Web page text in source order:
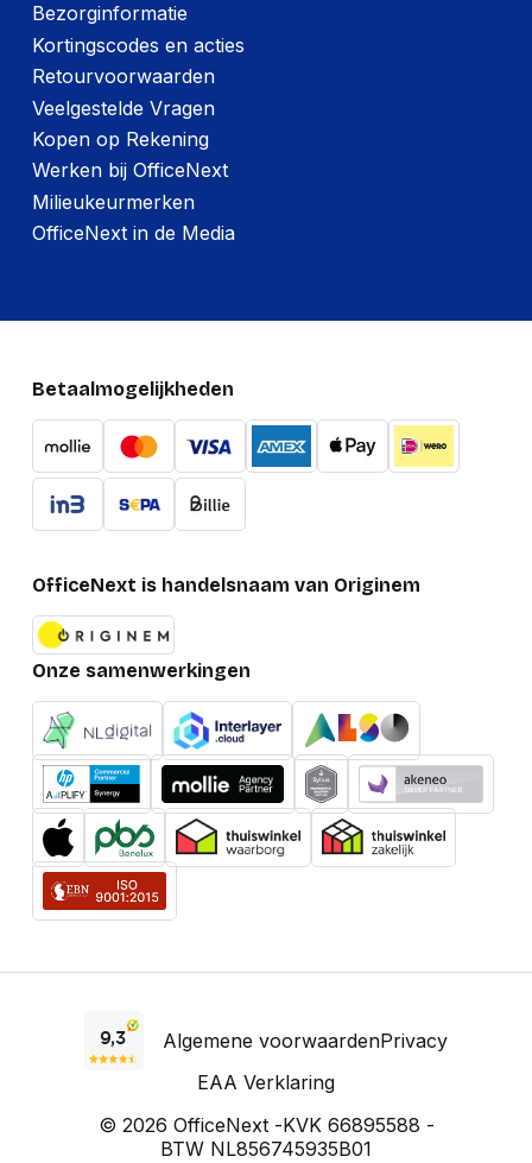
Bezorginformatie
Kortingscodes en acties
Retourvoorwaarden
Veelgestelde Vragen
Kopen op Rekening
Werken bij OfficeNext
Milieukeurmerken
OfficeNext in de Media
Betaalmogelijkheden
OfficeNext is handelsnaam van Originem
Onze samenwerkingen
Algemene voorwaardenPrivacy
EAA Verklaring
© 2026 OfficeNext -KVK 66895588 -
BTW NL856745935B01